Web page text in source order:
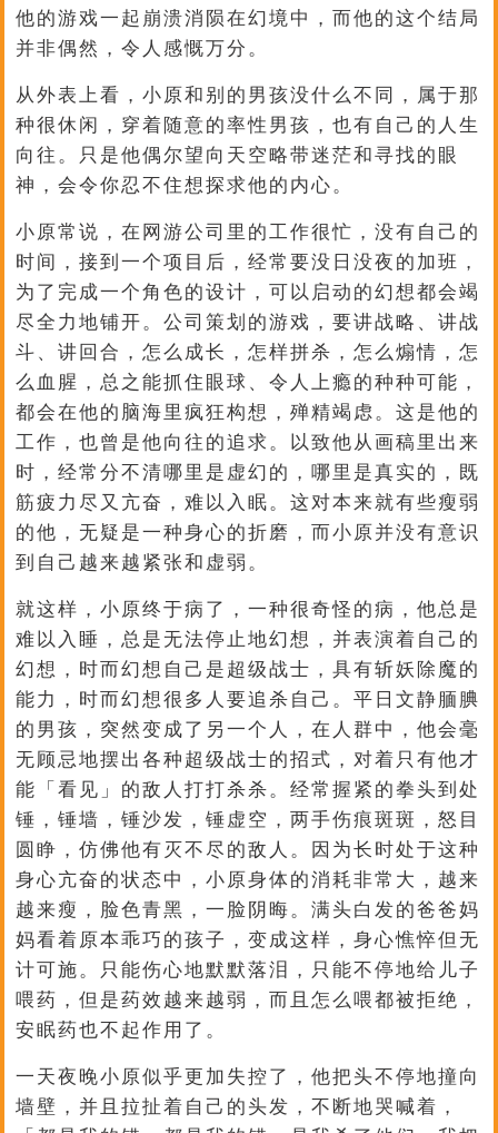
他的游戏一起崩溃消陨在幻境中，而他的这个结局
并非偶然，令人感慨万分。
从外表上看，小原和别的男孩没什么不同，属于那
种很休闲，穿着随意的率性男孩，也有自己的人生
向往。只是他偶尔望向天空略带迷茫和寻找的眼
神，会令你忍不住想探求他的内心。
小原常说，在网游公司里的工作很忙，没有自己的
时间，接到一个项目后，经常要没日没夜的加班，
为了完成一个角色的设计，可以启动的幻想都会竭
尽全力地铺开。公司策划的游戏，要讲战略、讲战
斗、讲回合，怎么成长，怎样拼杀，怎么煽情，怎
么血腥，总之能抓住眼球、令人上瘾的种种可能，
都会在他的脑海里疯狂构想，殚精竭虑。这是他的
工作，也曾是他向往的追求。以致他从画稿里出来
时，经常分不清哪里是虚幻的，哪里是真实的，既
筋疲力尽又亢奋，难以入眠。这对本来就有些瘦弱
的他，无疑是一种身心的折磨，而小原并没有意识
到自己越来越紧张和虚弱。
就这样，小原终于病了，一种很奇怪的病，他总是
难以入睡，总是无法停止地幻想，并表演着自己的
幻想，时而幻想自己是超级战士，具有斩妖除魔的
能力，时而幻想很多人要追杀自己。平日文静腼腆
的男孩，突然变成了另一个人，在人群中，他会毫
无顾忌地摆出各种超级战士的招式，对着只有他才
能「看见」的敌人打打杀杀。经常握紧的拳头到处
锤，锤墙，锤沙发，锤虚空，两手伤痕斑斑，怒目
圆睁，仿佛他有灭不尽的敌人。因为长时处于这种
身心亢奋的状态中，小原身体的消耗非常大，越来
越来瘦，脸色青黑，一脸阴晦。满头白发的爸爸妈
妈看着原本乖巧的孩子，变成这样，身心憔悴但无
计可施。只能伤心地默默落泪，只能不停地给儿子
喂药，但是药效越来越弱，而且怎么喂都被拒绝，
安眠药也不起作用了。
一天夜晚小原似乎更加失控了，他把头不停地撞向
墙壁，并且拉扯着自己的头发，不断地哭喊着，